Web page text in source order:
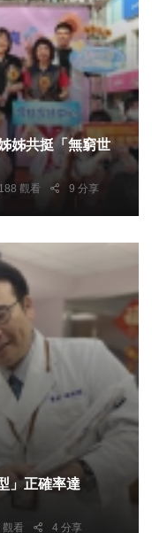
姊共挺「無窮世
觀看 9 分享
」正確率達
觀看 4 分享